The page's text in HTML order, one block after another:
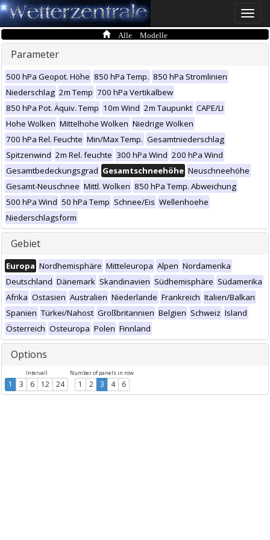
Toggle
Alle Modelle
Parameter
500 hPa Geopot. Höhe 850 hPa Temp. 850 hPa Stromlinien
Niederschlag 2m Temp 700 hPa Vertikalbew
850 hPa Pot. Äquiv. Temp 10m Wind 2m Taupunkt CAPE/LI
Hohe Wolken Mittelhohe Wolken Niedrige Wolken
700 hPa Rel. Feuchte Min/Max Temp. Gesamtniederschlag
Spitzenwind 2m Rel. feuchte 300 hPa Wind 200 hPa Wind
Gesamtbedeckungsgrad Gesamtschneehöhe Neuschneehöhe
Gesamt-Neuschnee Mittl. Wolken 850 hPa Temp. Abweichung
500 hPa Wind 50 hPa Temp Schnee/Eis Wellenhoehe
Niederschlagsform
Gebiet
Europa Nordhemisphäre Mitteleuropa Alpen Nordamerika
Deutschland Dänemark Skandinavien Südhemisphäre Südamerika
Afrika Ostasien Australien Niederlande Frankreich Italien/Balkan
Spanien Türkei/Nahost Großbritannien Belgien Schweiz Island
Österreich Osteuropa Polen Finnland
Options
Intervall
1 3 6 12 24
Number of panels in row
1 2 3 4 6